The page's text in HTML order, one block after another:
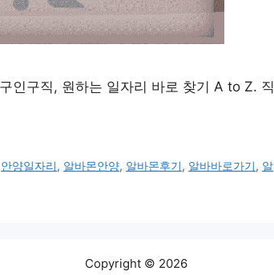
구직, 원하는 일자리 바로 찾기 A to Z. 직
안양일자리, 알바몬안양, 알바몬후기, 알바바로가기, 알
Copyright © 2026